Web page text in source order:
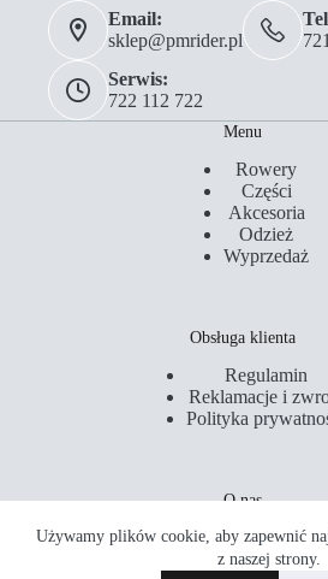
Używamy plików cookie, aby zapewnić
z naszej strony.
Email:
sklep@pmrider.pl
Serwis:
722 112 722
Menu
Rowery
Części
Akcesoria
Odzież
Wyprzedaż
Obsługa klienta
Regulamin
Reklamacje i
Polityka
O nas
Kontakt
Serwis